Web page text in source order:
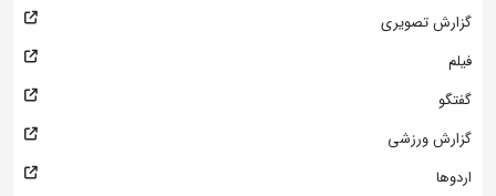
گزارش تصویری
فیلم
گفتگو
گزارش ورزشی
اردوها